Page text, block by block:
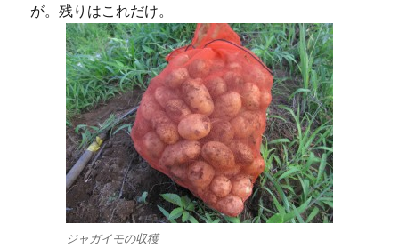
が。残りはこれだけ。
ジャガイモの収穫